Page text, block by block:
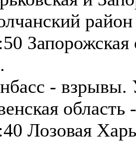
-
Лозовая